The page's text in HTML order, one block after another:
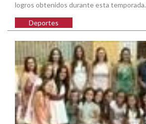
logros obtenidos durante esta temporada.
Deportes